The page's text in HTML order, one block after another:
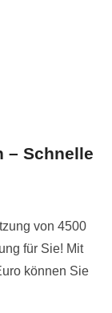
– Schnelle
von 4500
für Sie! Mit
können Sie